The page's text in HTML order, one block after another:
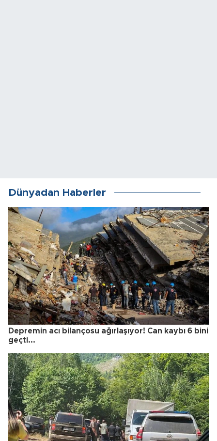
Dünyadan Haberler
Depremin acı bilançosu ağırlaşıyor! Can kaybı 6 bini
geçti...